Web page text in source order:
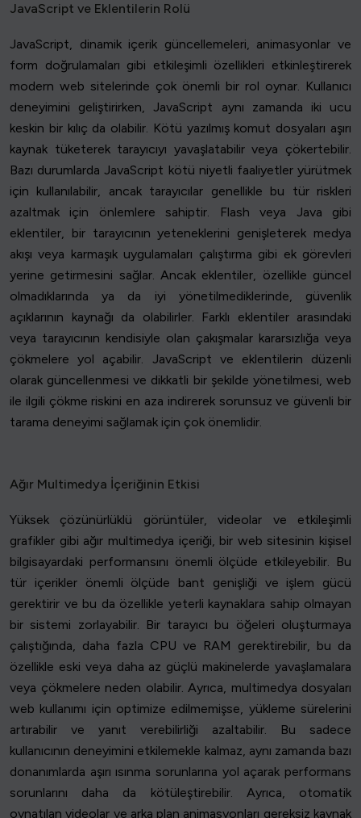
JavaScript ve Eklentilerin Rolü
JavaScript, dinamik içerik güncellemeleri, animasyonlar ve
form doğrulamaları gibi etkileşimli özellikleri etkinleştirerek
modern web sitelerinde çok önemli bir rol oynar. Kullanıcı
deneyimini geliştirirken, JavaScript aynı zamanda iki ucu
keskin bir kılıç da olabilir. Kötü yazılmış komut dosyaları aşırı
kaynak tüketerek tarayıcıyı yavaşlatabilir veya çökertebilir.
Bazı durumlarda JavaScript kötü niyetli faaliyetler yürütmek
için kullanılabilir, ancak tarayıcılar genellikle bu tür riskleri
azaltmak için önlemlere sahiptir. Flash veya Java gibi
eklentiler, bir tarayıcının yeteneklerini genişleterek medya
akışı veya karmaşık uygulamaları çalıştırma gibi ek görevleri
yerine getirmesini sağlar. Ancak eklentiler, özellikle güncel
olmadıklarında ya da iyi yönetilmediklerinde, güvenlik
açıklarının kaynağı da olabilirler. Farklı eklentiler arasındaki
veya tarayıcının kendisiyle olan çakışmalar kararsızlığa veya
çökmelere yol açabilir. JavaScript ve eklentilerin düzenli
olarak güncellenmesi ve dikkatli bir şekilde yönetilmesi, web
ile ilgili çökme riskini en aza indirerek sorunsuz ve güvenli bir
tarama deneyimi sağlamak için çok önemlidir.
Ağır Multimedya İçeriğinin Etkisi
Yüksek çözünürlüklü görüntüler, videolar ve etkileşimli
grafikler gibi ağır multimedya içeriği, bir web sitesinin kişisel
bilgisayardaki performansını önemli ölçüde etkileyebilir. Bu
tür içerikler önemli ölçüde bant genişliği ve işlem gücü
gerektirir ve bu da özellikle yeterli kaynaklara sahip olmayan
bir sistemi zorlayabilir. Bir tarayıcı bu öğeleri oluşturmaya
çalıştığında, daha fazla CPU ve RAM gerektirebilir, bu da
özellikle eski veya daha az güçlü makinelerde yavaşlamalara
veya çökmelere neden olabilir. Ayrıca, multimedya dosyaları
web kullanımı için optimize edilmemişse, yükleme sürelerini
artırabilir ve yanıt verebilirliği azaltabilir. Bu sadece
kullanıcının deneyimini etkilemekle kalmaz, aynı zamanda bazı
donanımlarda aşırı ısınma sorunlarına yol açarak performans
sorunlarını daha da kötüleştirebilir. Ayrıca, otomatik
oynatılan videolar ve arka plan animasyonları gereksiz kaynak